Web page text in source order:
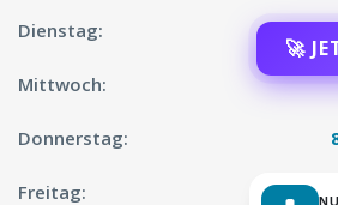
Dienstag:
Mittwoch:
Donnerstag:
Freitag:
🚀